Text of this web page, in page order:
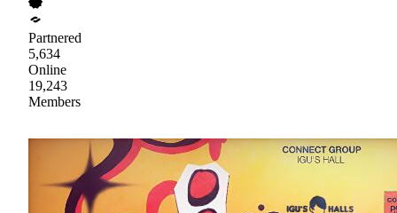
Partnered
5,634
Online
19,243
Members